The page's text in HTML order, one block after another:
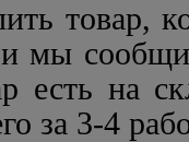
товар,
и мы
есть на
за 3-4